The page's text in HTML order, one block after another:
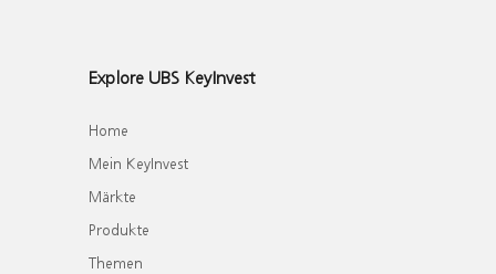
Explore UBS KeyInvest
Home
Mein KeyInvest
Märkte
Produkte
Themen